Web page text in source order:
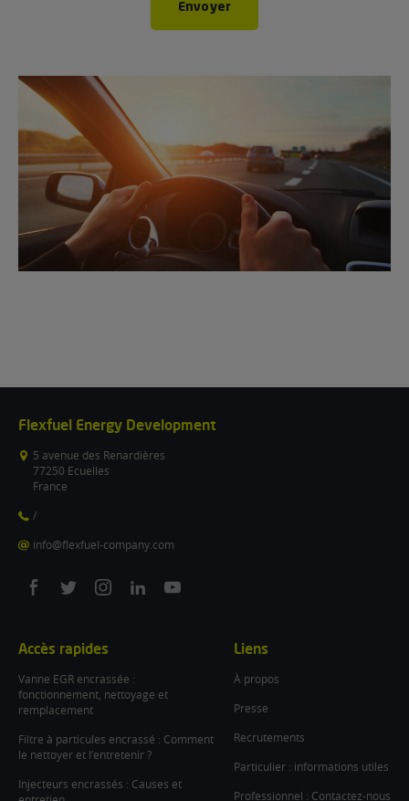
Envoyer
Flexfuel Energy Development
5 avenue des Renardières
77250 Ecuelles
France
/
info@flexfuel-company.com
On
On
On
On
On
Accès rapides
Vanne EGR encrassée :
fonctionnement, nettoyage et
remplacement
Filtre à particules encrassé : Comment
le nettoyer et l’entretenir ?
Injecteurs encrassés : Causes et
Liens
À propos
Presse
Recrutements
Particulier : informations utiles
Professionnel : Contactez-nous